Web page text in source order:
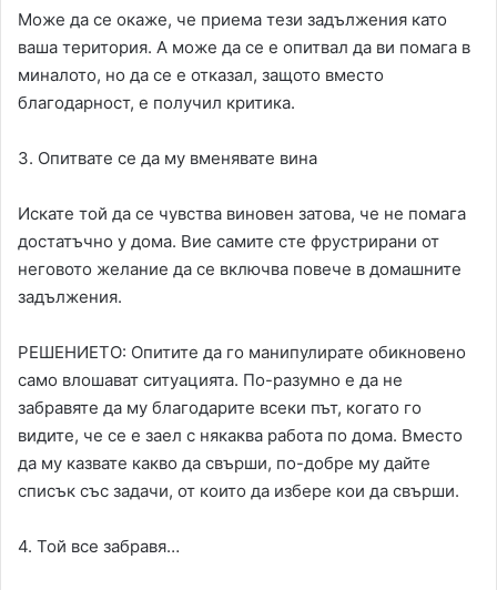
Може да се окаже, че приема тези задължения като
ваша територия. А може да се е опитвал да ви помага в
миналото, но да се е отказал, защото вместо
благодарност, е получил критика.
3. Опитвате се да му вменявате вина
Искате той да се чувства виновен затова, че не помага
достатъчно у дома. Вие самите сте фрустрирани от
неговото желание да се включва повече в домашните
задължения.
РЕШЕНИЕТО: Опитите да го манипулирате обикновено
само влошават ситуацията. По-разумно е да не
забравяте да му благодарите всеки път, когато го
видите, че се е заел с някаква работа по дома. Вместо
да му казвате какво да свърши, по-добре му дайте
списък със задачи, от които да избере кои да свърши.
4. Той все забравя…